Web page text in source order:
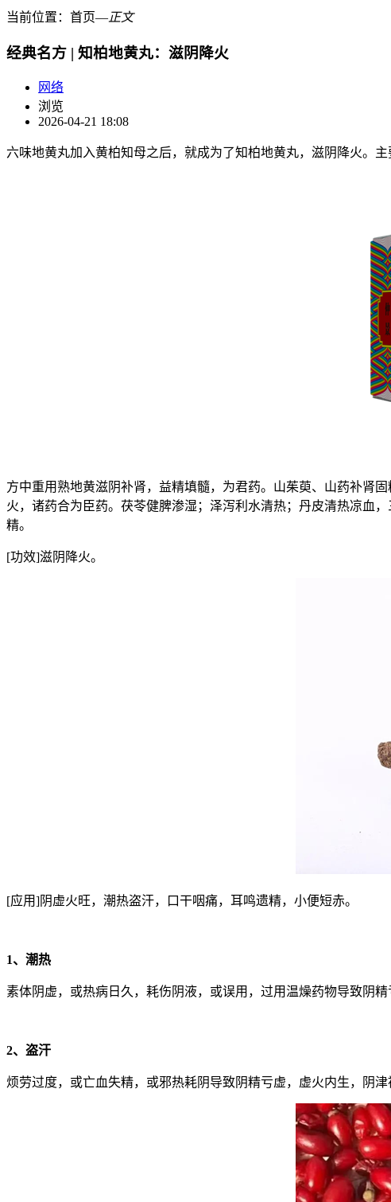
当前位置： 首页―正文
经典名方 | 知柏地黄丸：滋阴降火
网络
浏览
2026-04-21 18:08
六味地黄丸加入黄柏知母之后，就成为了知柏地黄丸，滋阴降火。
方中重用熟地黄滋阴补肾，益精填髓，为君药。山茱萸、山药补肾
火，诸药合为臣药。茯苓健脾渗湿；泽泻利水清热；丹皮清热凉血
精。
[功效]滋阴降火。
[应用]阴虚火旺，潮热盗汗，口干咽痛，耳鸣遗精，小便短赤。
1、潮热
素体阴虚，或热病日久，耗伤阴液，或误用，过用温燥药物导致阴
2、盗汗
烦劳过度，或亡血失精，或邪热耗阴导致阴精亏虚，虚火内生，阴